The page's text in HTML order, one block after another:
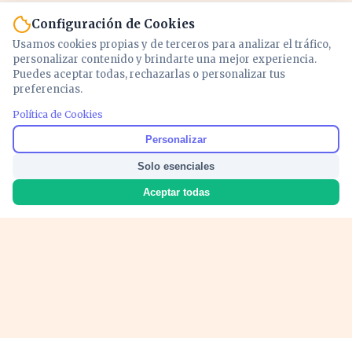
Noticias y análisis de economía, mercados,
inversión y política. Información actualizada
para entender lo que mueve tu dinero y tu
país.
Configuración de Cookies
Usamos cookies propias y de terceros para analizar el tráfico,
personalizar contenido y brindarte una mejor experiencia.
Puedes aceptar todas, rechazarlas o personalizar tus
preferencias.
Política de Cookies
Personalizar
Solo esenciales
Aceptar todas